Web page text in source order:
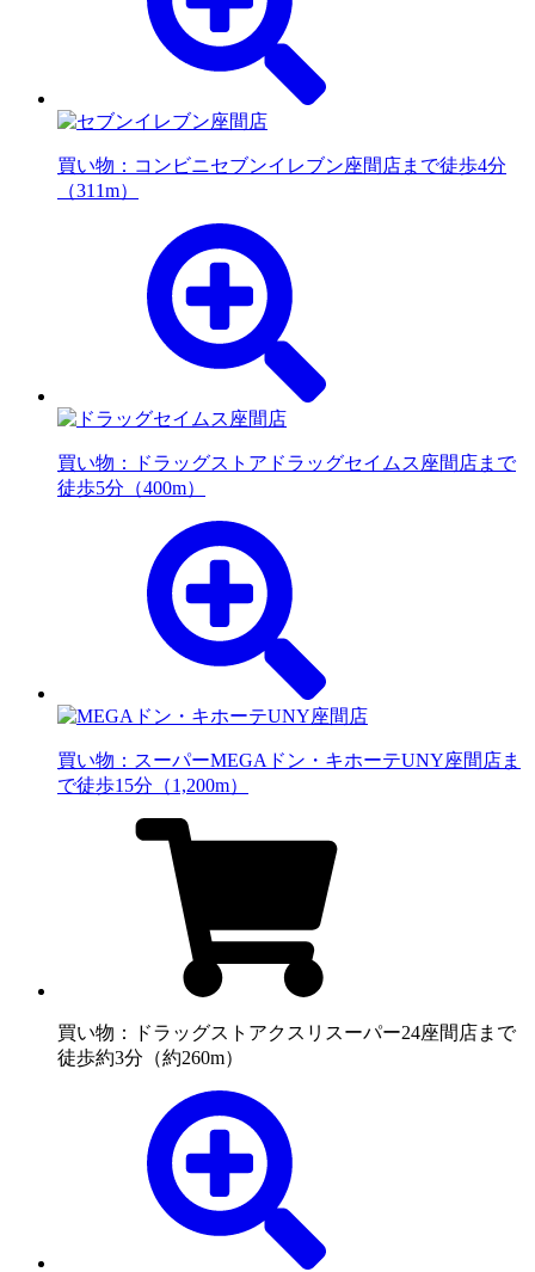
買い物：コンビニセブンイレブン座間店まで徒歩4分
（311m）
買い物：ドラッグストア ドラッグセイムス座間店まで
徒歩5分（400m）
買い物：スーパーMEGAドン・キホーテUNY座間店ま
で徒歩15分（1,200m）
買い物：ドラッグストアクスリスーパー24座間店まで
徒歩約3分（約260m）